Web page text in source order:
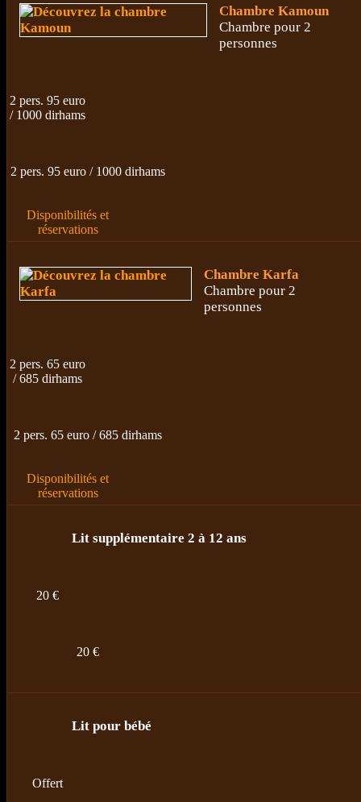
Chambre Kamoun
Chambre pour 2
personnes
2 pers. 95 euro
/ 1000 dirhams
2 pers. 95 euro / 1000 dirhams
Disponibilités et
réservations
Chambre Karfa
Chambre pour 2
personnes
2 pers. 65 euro
/ 685 dirhams
2 pers. 65 euro / 685 dirhams
Disponibilités et
réservations
Lit supplémentaire 2 à 12 ans
20 €
20 €
Lit pour bébé
Offert